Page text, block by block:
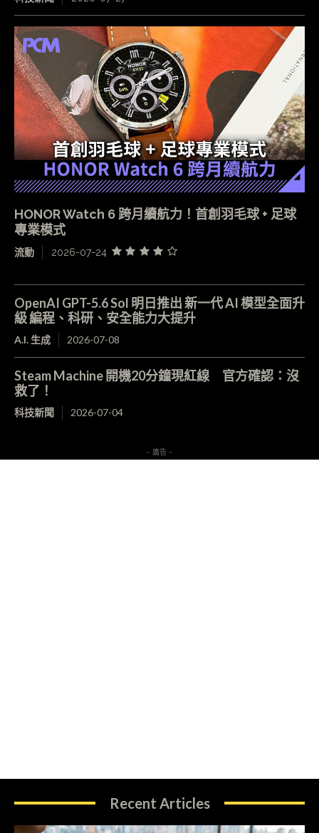
HONOR Watch 6 跨月續航力！首創羽毛球 + 足球
專業模式
流動 2026-07-24
OpenAI GPT-5.6 Sol 明日推出 新一代 AI 模型全面升
級 編程、科研、安全能力大提升
A.I. 生成 2026-07-08
Steam Machine 開機20分鐘現紅線 官方確認：沒
救了！
科技新聞 2026-07-04
- 廣告 -
Recent Articles